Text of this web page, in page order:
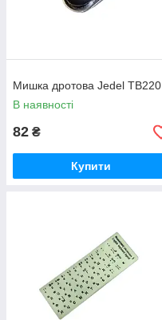
Мишка дротова Jedel TB220
В наявності
82 ₴
Купити